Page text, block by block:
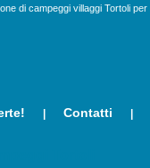
di campeggi villaggi Tortoli
Contatti